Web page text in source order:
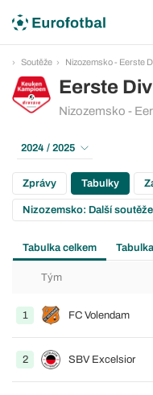
Soutěže Nizozemsko - Eerste
Eerste
Nizozemsko -
2024 / 2025
Zprávy Tabulky
Nizozemsko: Další soutěže
Tabulka celkem
Tým
1 FC Volendam
2 SBV Excelsior